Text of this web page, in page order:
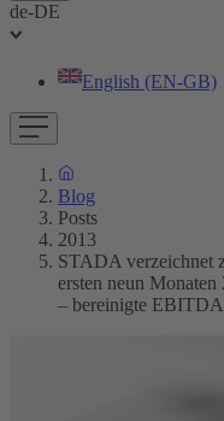
de-DE
English (EN-GB)
Blog
Posts
2013
STADA verzeichnet
ersten neun
– bereinigte